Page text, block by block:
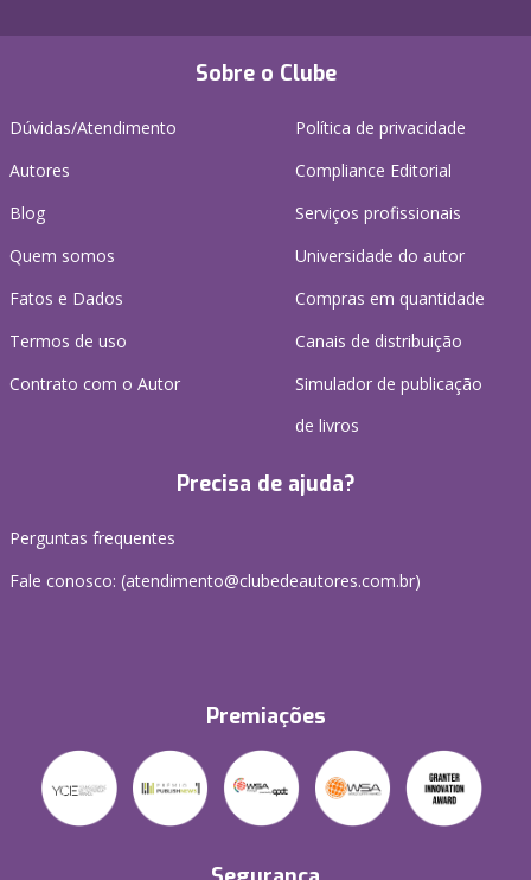
Sobre o Clube
Dúvidas/Atendimento
Autores
Blog
Quem somos
Fatos e Dados
Termos de uso
Contrato com o Autor
Política de privacidade
Compliance Editorial
Serviços profissionais
Universidade do autor
Compras em quantidade
Canais de distribuição
Simulador de publicação
de livros
Precisa de ajuda?
Perguntas frequentes
Fale conosco: (atendimento@clubedeautores.com.br)
Premiações